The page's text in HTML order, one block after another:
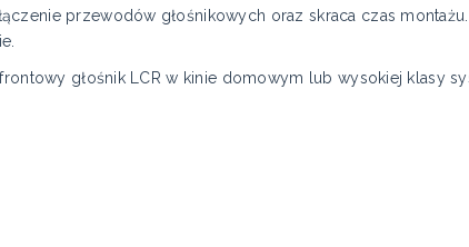
przewodów głośnikowych oraz skraca czas
głośnik LCR w kinie domowym lub wysokiej klasy